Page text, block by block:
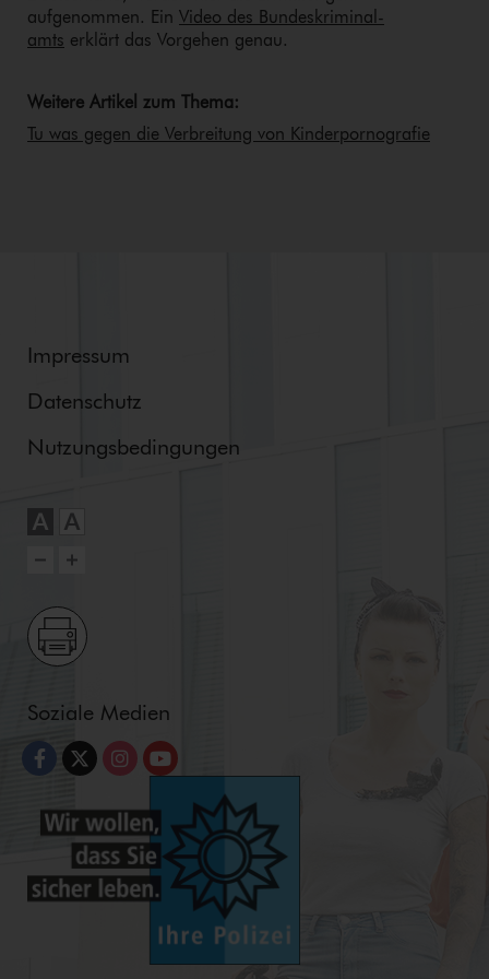
aufgenommen. Ein Video des Bun­des­kri­mi­nal­
amts erklärt das Vorgehen genau.
Weitere Artikel zum Thema:
Tu was gegen die Verbreitung von Kin­der­por­no­gra­fie
Impressum
Datenschutz
Nut­zungs­be­din­gun­gen
Soziale Medien